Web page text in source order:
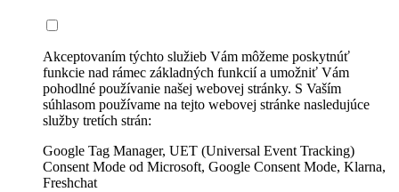
Akceptovaním týchto služieb Vám môžeme poskytnúť
funkcie nad rámec základných funkcií a umožniť Vám
pohodlné používanie našej webovej stránky. S Vaším
súhlasom používame na tejto webovej stránke nasledujúce
služby tretích strán:
Google Tag Manager, UET (Universal Event Tracking)
Consent Mode od Microsoft, Google Consent Mode, Klarna,
Freshchat